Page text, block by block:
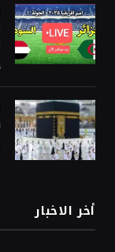
أخر الاخبار